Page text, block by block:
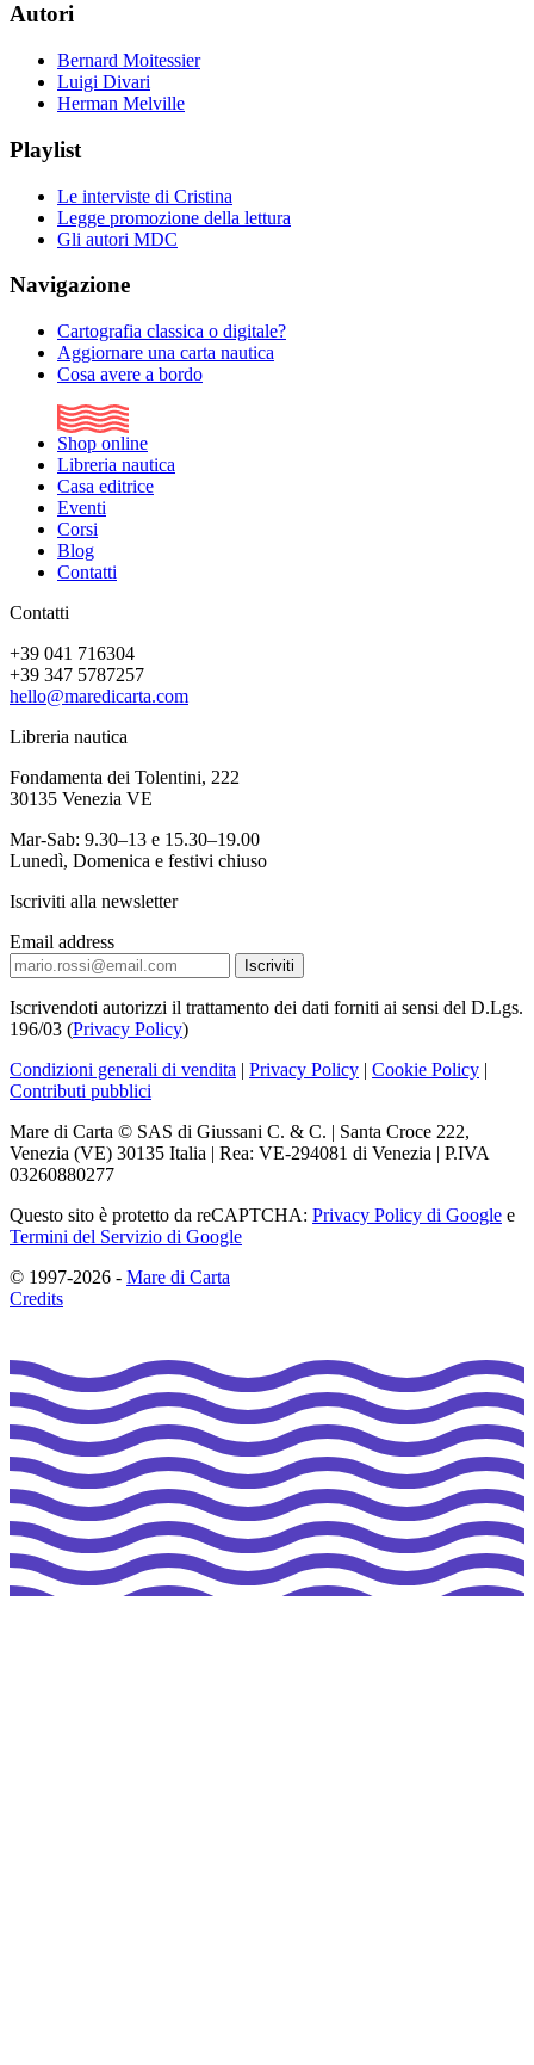
Autori
Bernard Moitessier
Luigi Divari
Herman Melville
Playlist
Le interviste di Cristina
Legge promozione della lettura
Gli autori MDC
Navigazione
Cartografia classica o digitale?
Aggiornare una carta nautica
Cosa avere a bordo
Shop online
Libreria nautica
Casa editrice
Eventi
Corsi
Blog
Contatti
Contatti
+39 041 716304
+39 347 5787257
hello@maredicarta.com
Libreria nautica
Fondamenta dei Tolentini, 222
30135 Venezia VE
Mar-Sab: 9.30–13 e 15.30–19.00
Lunedì, Domenica e festivi chiuso
Iscriviti alla newsletter
Email address
Iscrivendoti autorizzi il trattamento dei dati forniti ai sensi del D.Lgs.
196/03 (Privacy Policy)
Condizioni generali di vendita | Privacy Policy | Cookie Policy |
Contributi pubblici
Mare di Carta © SAS di Giussani C. & C. | Santa Croce 222,
Venezia (VE) 30135 Italia | Rea: VE-294081 di Venezia | P.IVA
03260880277
Questo sito è protetto da reCAPTCHA: Privacy Policy di Google e
Termini del Servizio di Google
© 1997-2026 - Mare di Carta
Credits